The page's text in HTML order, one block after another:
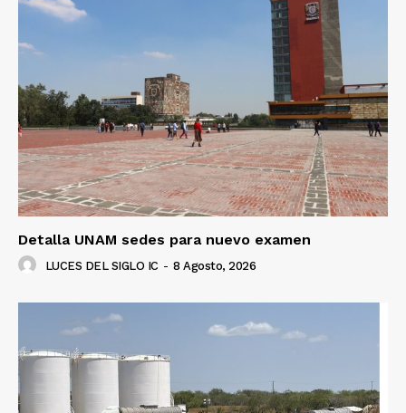
Detalla UNAM sedes para nuevo examen
LUCES DEL SIGLO IC - 8 Agosto, 2026